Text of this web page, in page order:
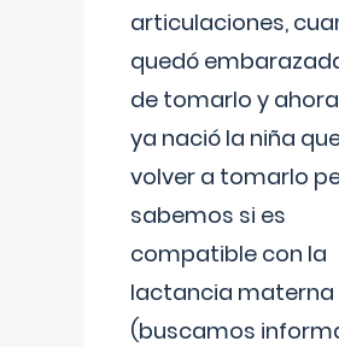
articulaciones,
quedó
de tomarlo y
ya nació la niña
volver a tomarlo
sabemos si es
compatible con la
lactancia materna
(buscamos